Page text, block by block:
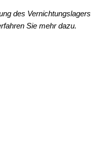
des Vernichtungslagers
Sie mehr dazu.